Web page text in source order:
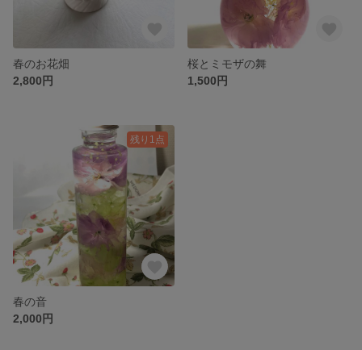
春のお花畑
2,800円
桜とミモザの舞
1,500円
残り1点
春の音
2,000円